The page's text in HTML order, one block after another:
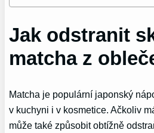
Jak odstranit
matcha z
Matcha je populární japonský
v kuchyni i v kosmetice. Ačkoliv
může také způsobit obtížně